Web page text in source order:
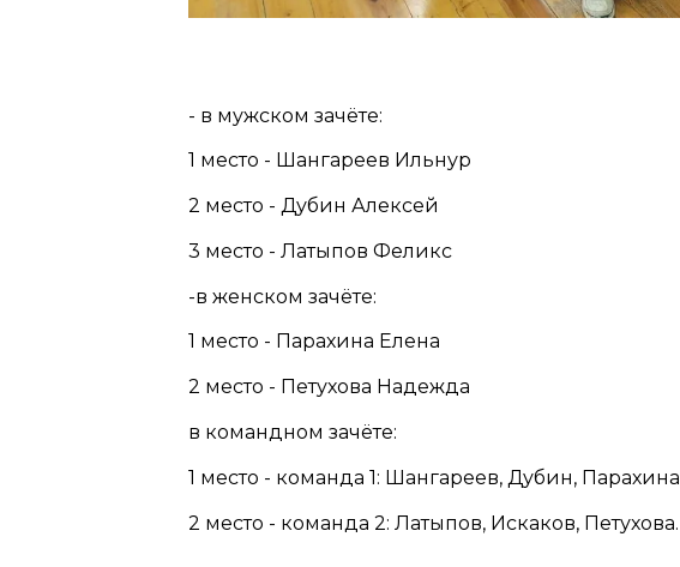
- в мужском зачёте:
1 место - Шангареев Ильнур
2 место - Дубин Алексей
3 место - Латыпов Феликс
-в женском зачёте:
1 место - Парахина Елена
2 место - Петухова Надежда
в командном зачёте:
1 место - команда 1: Шангареев, Дубин, Парахина
2 место - команда 2: Латыпов, Искаков, Петухова.